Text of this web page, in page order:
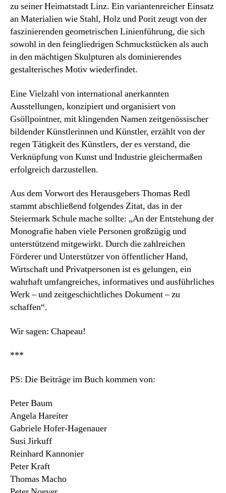
zu seiner Heimatstadt Linz. Ein variantenreicher Einsatz
an Materialien wie Stahl, Holz und Porit zeugt von der
faszinierenden geometrischen Linienführung, die sich
sowohl in den feingliedrigen Schmuckstücken als auch
in den mächtigen Skulpturen als dominierendes
gestalterisches Motiv wiederfindet.
Eine Vielzahl von international anerkannten
Ausstellungen, konzipiert und organisiert von
Gsöllpointner, mit klingenden Namen zeitgenössischer
bildender Künstlerinnen und Künstler, erzählt von der
regen Tätigkeit des Künstlers, der es verstand, die
Verknüpfung von Kunst und Industrie gleichermaßen
erfolgreich darzustellen.
Aus dem Vorwort des Herausgebers Thomas Redl
stammt abschließend folgendes Zitat, das in der
Steiermark Schule mache sollte: „An der Entstehung der
Monografie haben viele Personen großzügig und
unterstützend mitgewirkt. Durch die zahlreichen
Förderer und Unterstützer von öffentlicher Hand,
Wirtschaft und Privatpersonen ist es gelungen, ein
wahrhaft umfangreiches, informatives und ausführliches
Werk – und zeitgeschichtliches Dokument – zu
schaffen“.
Wir sagen: Chapeau!
***
PS: Die Beiträge im Buch kommen von:
Peter Baum
Angela Hareiter
Gabriele Hofer-Hagenauer
Susi Jirkuff
Reinhard Kannonier
Peter Kraft
Thomas Macho